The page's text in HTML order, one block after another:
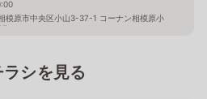
模原市中央区小山3-37-1 コーナン相模原小
シを見る